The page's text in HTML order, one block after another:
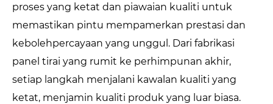
proses yang ketat dan piawaian kualiti untuk
memastikan pintu mempamerkan prestasi dan
kebolehpercayaan yang unggul. Dari fabrikasi
panel tirai yang rumit ke perhimpunan akhir,
setiap langkah menjalani kawalan kualiti yang
ketat, menjamin kualiti produk yang luar biasa.